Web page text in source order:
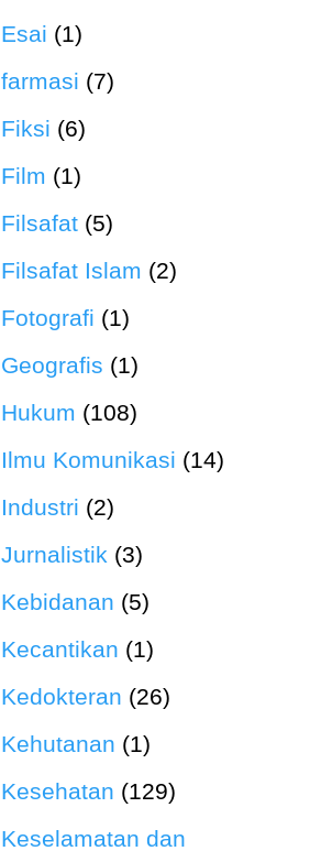
Esai (1)
farmasi (7)
Fiksi (6)
Film (1)
Filsafat (5)
Filsafat Islam (2)
Fotografi (1)
Geografis (1)
Hukum (108)
Ilmu Komunikasi (14)
Industri (2)
Jurnalistik (3)
Kebidanan (5)
Kecantikan (1)
Kedokteran (26)
Kehutanan (1)
Kesehatan (129)
Keselamatan dan